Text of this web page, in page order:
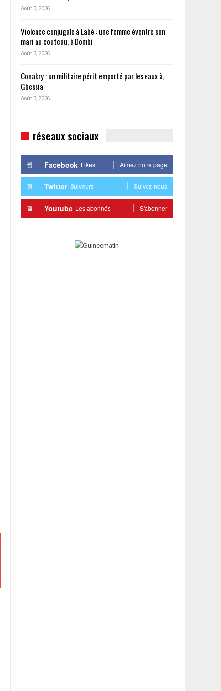
Août 3, 2026
Violence conjugale à Labé : une femme éventre son
mari au couteau, à Dombi
Août 3, 2026
Conakry : un militaire périt emporté par les eaux à,
Gbessia
Août 3, 2026
réseaux sociaux
Facebook Likes Aimez notre page
Twitter Suiveurs Suivez-nous
Youtube Les abonnés S'abonner